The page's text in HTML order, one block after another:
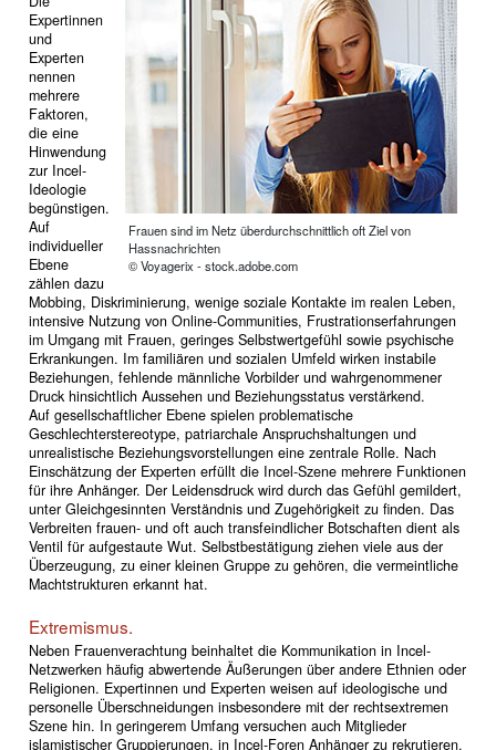
Frauen sind im Netz überdurchschnittlich oft Ziel von
Hassnachrichten
© Voyagerix - stock.adobe.com
Expertinnen
und
Experten
nennen
mehrere
Faktoren,
die eine
Hinwendung
zur Incel-
Ideologie
begünstigen.
Auf
individueller
Ebene
zählen dazu
Mobbing, Diskriminierung, wenige soziale Kontakte im realen Leben,
intensive Nutzung von Online-Communities, Frustrationserfahrungen
im Umgang mit Frauen, geringes Selbstwertgefühl sowie psychische
Erkrankungen. Im familiären und sozialen Umfeld wirken instabile
Beziehungen, fehlende männliche Vorbilder und wahrgenommener
Druck hinsichtlich Aussehen und Beziehungsstatus verstärkend.
Auf gesellschaftlicher Ebene spielen problematische
Geschlechterstereotype, patriarchale Anspruchshaltungen und
unrealistische Beziehungsvorstellungen eine zentrale Rolle. Nach
Einschätzung der Experten erfüllt die Incel-Szene mehrere Funktionen
für ihre Anhänger. Der Leidensdruck wird durch das Gefühl gemildert,
unter Gleichgesinnten Verständnis und Zugehörigkeit zu finden. Das
Verbreiten frauen- und oft auch transfeindlicher Botschaften dient als
Ventil für aufgestaute Wut. Selbstbestätigung ziehen viele aus der
Überzeugung, zu einer kleinen Gruppe zu gehören, die vermeintliche
Machtstrukturen erkannt hat.
Extremismus.
Neben Frauenverachtung beinhaltet die Kommunikation in Incel-
Netzwerken häufig abwertende Äußerungen über andere Ethnien oder
Religionen. Expertinnen und Experten weisen auf ideologische und
personelle Überschneidungen insbesondere mit der rechtsextremen
Szene hin. In geringerem Umfang versuchen auch Mitglieder
islamistischer Gruppierungen, in Incel-Foren Anhänger zu rekrutieren.